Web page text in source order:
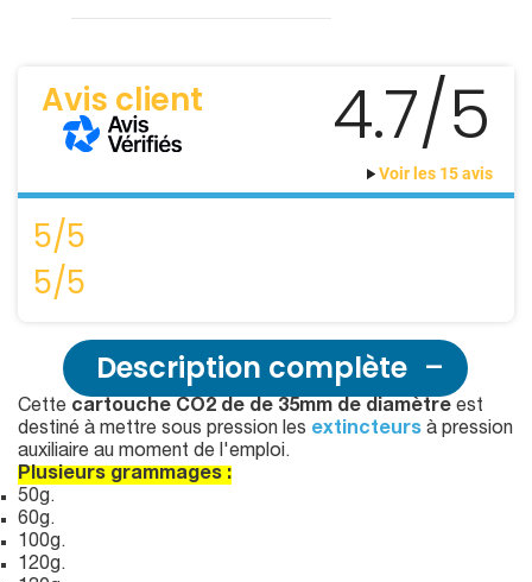
Avis client 4.7/5
Voir les 15 avis
5/5
5/5
Description complète
Cette cartouche CO2 de de 35mm de diamètre est
destiné à mettre sous pression les extincteurs à pression
auxiliaire au moment de l'emploi.
Plusieurs grammages :
50g.
60g.
100g.
120g.